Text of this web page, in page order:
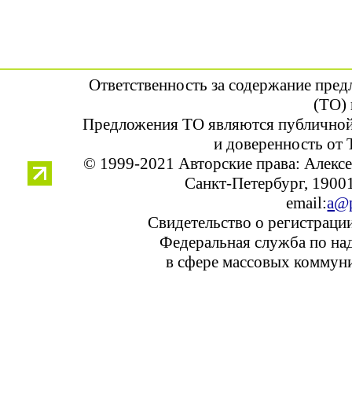
Ответственность за содержание
(ТО)
Предложения ТО являются
и доверенность от
© 1999-2021 Авторские права:
Санкт-Петербург,
email:
Свидетельство о
Федеральная служба по
в сфере массовых